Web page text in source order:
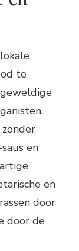
te
en
en
door
door de